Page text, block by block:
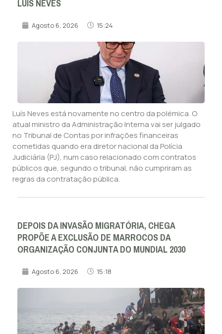
Agosto 6, 2026 15:24
Luís Neves está novamente no centro da polémica. O
atual ministro da Administração Interna vai ser julgado
no Tribunal de Contas por infrações financeiras
cometidas quando era diretor nacional da Polícia
Judiciária (PJ), num caso relacionado com contratos
públicos que, segundo o tribunal, não cumpriram as
regras da contratação pública.
DEPOIS DA INVASÃO MIGRATÓRIA, CHEGA
PROPÕE A EXCLUSÃO DE MARROCOS DA
ORGANIZAÇÃO CONJUNTA DO MUNDIAL 2030
Agosto 6, 2026 15:18